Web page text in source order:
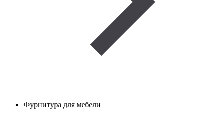
Фурнитура для мебели